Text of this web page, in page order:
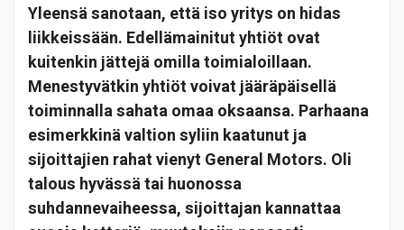
Yleensä sanotaan, että iso yritys on hidas
liikkeissään. Edellämainitut yhtiöt ovat
kuitenkin jättejä omilla toimialoillaan.
Menestyvätkin yhtiöt voivat jääräpäisellä
toiminnalla sahata omaa oksaansa. Parhaana
esimerkkinä valtion syliin kaatunut ja
sijoittajien rahat vienyt General Motors. Oli
talous hyvässä tai huonossa
suhdannevaiheessa, sijoittajan kannattaa